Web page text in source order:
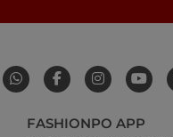
FASHIONPO APP